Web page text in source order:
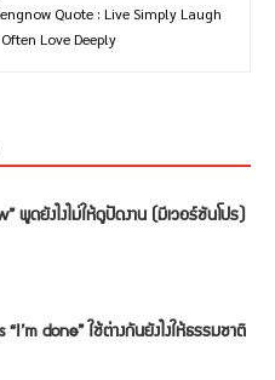
Quote : Live Simply Laugh
Often Love Deeply
พูดยังไงไม่ให้ดูปัดงาน (มีเวอร์ชันโปร)
done” ใช้ต่างกันยังไงให้ธรรมชาติ